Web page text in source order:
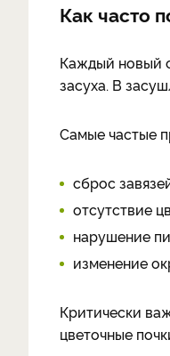
Как часто
Каждый новый
засуха. В
Самые частые
сброс
отсутствие
нарушение
изменение
Критически
цветочные